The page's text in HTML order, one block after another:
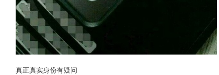
真正真实身份有疑问